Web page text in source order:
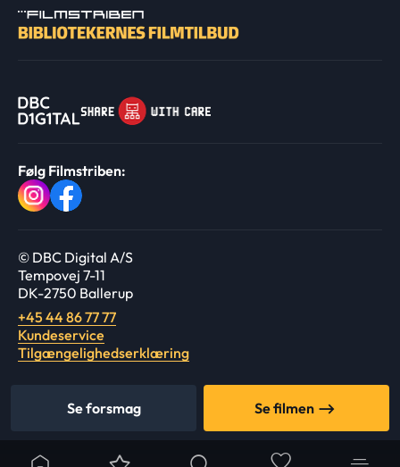
Se forsmag Se filmen
Følg Filmstriben:
© DBC Digital A/S
Tempovej 7-11
DK-2750 Ballerup
+45 44 86 77 77
Kundeservice
Tilgængelighedserklæring